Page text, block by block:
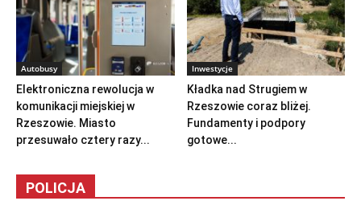
Autobusy
Elektroniczna rewolucja w
komunikacji miejskiej w
Rzeszowie. Miasto
przesuwało cztery razy...
Inwestycje
Kładka nad Strugiem w
Rzeszowie coraz bliżej.
Fundamenty i podpory
gotowe...
POLICJA